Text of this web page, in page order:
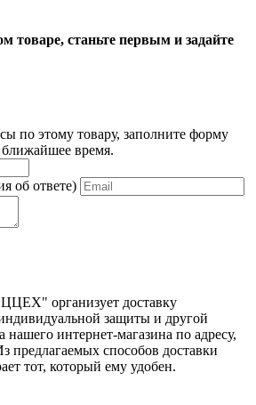
товаре, станьте первым и задайте
по этому товару, заполните форму
время.
об ответе)
организует доставку
защиты и другой
нашего интернет-магазина по адресу,
предлагаемых способов доставки
тот, который ему удобен.